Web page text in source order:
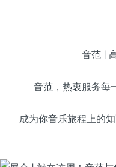
音范 |
音范，热衷服务每
成为你音乐旅程上的